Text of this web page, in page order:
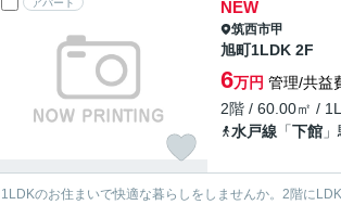
アパート NEW
筑西市甲
旭町1LDK 2F
6万円 管理/共益
2階 / 60.00㎡ /
水戸線 「下館
1LDKのお住まいで快適な暮らしをしませんか。2階に